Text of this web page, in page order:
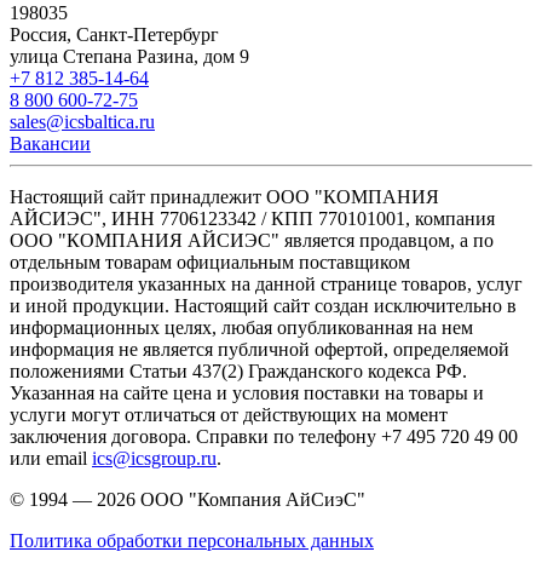
198035
Россия, Санкт-Петербург
улица Степана Разина, дом 9
+7 812 385-14-64
8 800 600-72-75
sales@icsbaltica.ru
Вакансии
Настоящий сайт принадлежит ООО "КОМПАНИЯ
АЙСИЭС", ИНН 7706123342 / КПП 770101001, компания
ООО "КОМПАНИЯ АЙСИЭС" является продавцом, а по
отдельным товарам официальным поставщиком
производителя указанных на данной странице товаров, услуг
и иной продукции. Настоящий сайт создан исключительно в
информационных целях, любая опубликованная на нем
информация не является публичной офертой, определяемой
положениями Статьи 437(2) Гражданского кодекса РФ.
Указанная на сайте цена и условия поставки на товары и
услуги могут отличаться от действующих на момент
заключения договора. Справки по телефону +7 495 720 49 00
или email ics@icsgroup.ru.
© 1994 — 2026 ООО "Компания АйСиэС"
Политика обработки персональных данных